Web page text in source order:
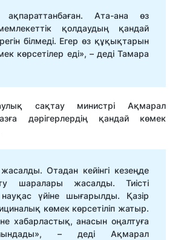
Ата-ана өз
қолдаудың қандай
білмеді. Егер өз құқықтарын
көрсетілер еді», – деді Тамара
сақтау министрі Ақмарал
дәрігерлердің қандай көмек
Отадан кейінгі кезеңде
шаралары жасалды. Тиісті
үйіне шығарылды. Қазір
көмек көрсетіліп жатыр.
хабарластық, анасын оңалтуға
– деді Ақмарал